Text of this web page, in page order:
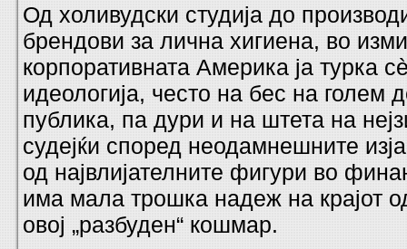
Од холивудски студија до
брендови за лична хигиена, во
корпоративната Америка ја турка
идеологија, често на бес на голем
публика, па дури и на штета на
судејќи според неодамнешните
од највлијателните фигури во
има мала трошка надеж на крајот
овој „разбуден“ кошмар.